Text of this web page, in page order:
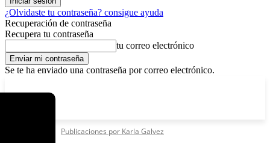
¿Olvidaste tu contraseña? consigue ayuda
Recuperación de contraseña
Recupera tu contraseña
tu correo electrónico
Se te ha enviado una contraseña por correo electrónico.
Publicaciones por Karla Galvez